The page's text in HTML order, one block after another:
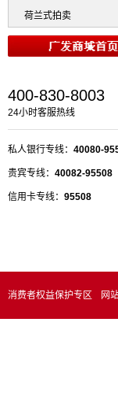
荷兰式拍卖
400-830-8003
24小时客服热线
私人银行专线： 40080-
贵宾专线： 40082-95508
信用卡专线： 95508
消费者权益保护专区 网